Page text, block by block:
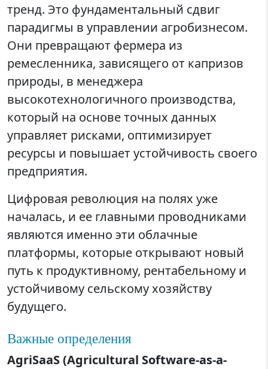
тренд. Это фундаментальный сдвиг
парадигмы в управлении агробизнесом.
Они превращают фермера из
ремесленника, зависящего от капризов
природы, в менеджера
высокотехнологичного производства,
который на основе точных данных
управляет рисками, оптимизирует
ресурсы и повышает устойчивость своего
предприятия.
Цифровая революция на полях уже
началась, и ее главными проводниками
являются именно эти облачные
платформы, которые открывают новый
путь к продуктивному, рентабельному и
устойчивому сельскому хозяйству
будущего.
Важные определения
AgriSaaS (Agricultural Software-as-a-